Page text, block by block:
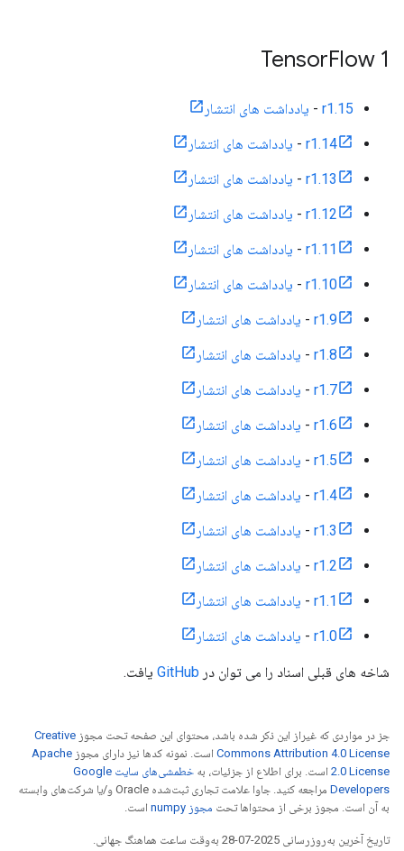
TensorFlow 1
r1.15
- یادداشت های انتشار
r1.14
- یادداشت های انتشار
r1.13
- یادداشت های انتشار
r1.12
- یادداشت های انتشار
r1.11
- یادداشت های انتشار
r1.10
- یادداشت های انتشار
r1.9
- یادداشت های انتشار
r1.8
- یادداشت های انتشار
r1.7
- یادداشت های انتشار
r1.6
- یادداشت های انتشار
r1.5
- یادداشت های انتشار
r1.4
- یادداشت های انتشار
r1.3
- یادداشت های انتشار
r1.2
- یادداشت های انتشار
r1.1
- یادداشت های انتشار
r1.0
- یادداشت های انتشار
شاخه های قبلی اسناد را می توان در GitHub یافت.
جز در مواردی که غیراز این ذکر شده باشد، محتوای این صفحه تحت مجوز Creative
Commons Attribution 4.0 License است. نمونه کدها نیز دارای مجوز Apache
2.0 License است. برای اطلاع از جزئیات، به
خطمشی‌های سایت Google
Developers‏
مراجعه کنید. جاوا علامت تجاری ثبت‌شده Oracle و/یا شرکت‌های وابسته
به آن است. مجوز برخی از محتواها تحت مجوز numpy‏ است.
تاریخ آخرین به‌روزرسانی 2025-07-28 به‌وقت ساعت هماهنگ جهانی.